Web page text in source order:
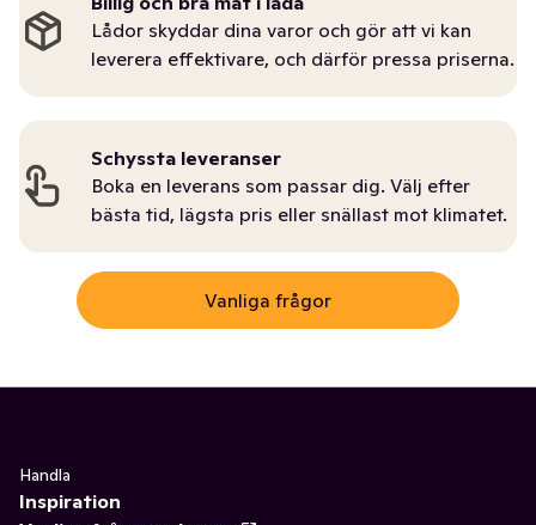
Lådor skyddar dina varor och gör att vi kan
leverera effektivare, och därför pressa priserna.
Schyssta leveranser
Boka en leverans som passar dig. Välj efter
bästa tid, lägsta pris eller snällast mot klimatet.
Vanliga frågor
Handla
Inspiration